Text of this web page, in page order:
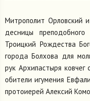
Митрополит Орловский
десницы
Троицкий Рождества
города Болхова для
рук Архипастыря ковчег
обители игумения
протоиерей Алексий